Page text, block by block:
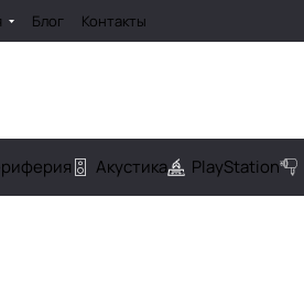
Блог Контакты
Акустика PlayStation